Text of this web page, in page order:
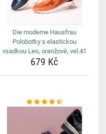
Die moderne Hausfrau
Polobotky s elastickou
vsadkou Leo, oranžové, vel.41
679 Kč